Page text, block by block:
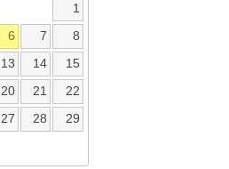
1
6 7
8
13 14
15
20 21
22
27 28
29